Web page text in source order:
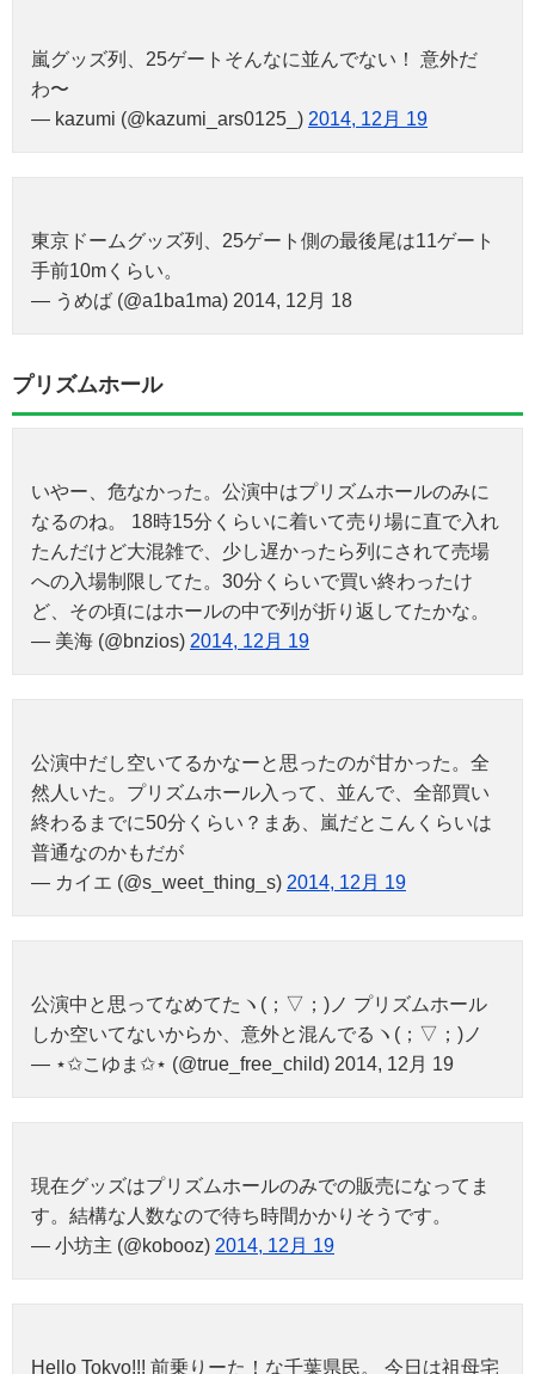
嵐グッズ列、25ゲートそんなに並んでない！ 意外だ
わ〜
— kazumi (@kazumi_ars0125_) 2014, 12月 19
東京ドームグッズ列、25ゲート側の最後尾は11ゲート
手前10mくらい。
— うめば (@a1ba1ma) 2014, 12月 18
プリズムホール
いやー、危なかった。公演中はプリズムホールのみに
なるのね。 18時15分くらいに着いて売り場に直で入れ
たんだけど大混雑で、少し遅かったら列にされて売場
への入場制限してた。30分くらいで買い終わったけ
ど、その頃にはホールの中で列が折り返してたかな。
— 美海 (@bnzios) 2014, 12月 19
公演中だし空いてるかなーと思ったのが甘かった。全
然人いた。プリズムホール入って、並んで、全部買い
終わるまでに50分くらい？まあ、嵐だとこんくらいは
普通なのかもだが
— カイエ (@s_weet_thing_s) 2014, 12月 19
公演中と思ってなめてたヽ(；▽；)ノ プリズムホール
しか空いてないからか、意外と混んでるヽ(；▽；)ノ
— ⋆✩こゆま✩⋆ (@true_free_child) 2014, 12月 19
現在グッズはプリズムホールのみでの販売になってま
す。結構な人数なので待ち時間かかりそうです。
— 小坊主 (@kobooz) 2014, 12月 19
Hello Tokyo!!! 前乗りーた！な千葉県民。 今日は祖母宅